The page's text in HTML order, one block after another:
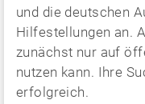
und die deutschen
Hilfestellungen an.
zunächst nur auf
nutzen kann. Ihre
erfolgreich.